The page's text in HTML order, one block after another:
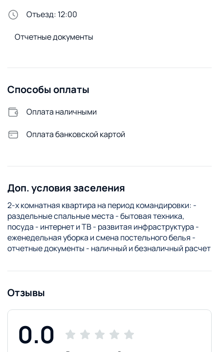
Сменное постельное белье
Сушилка для белья
Стиральная машина
Удобства снаружи
Видеонаблюдение
Отъезд: 12:00
Отчетные документы
Способы оплаты
Оплата наличными
Оплата банковской картой
Доп. условия заселения
2-х комнатная квартира на период командировки: -
раздельные спальные места - бытовая техника,
посуда - интернет и ТВ - развитая инфраструктура -
еженедельная уборка и смена постельного белья -
отчетные документы - наличный и безналичный расчет
Отзывы
0.0